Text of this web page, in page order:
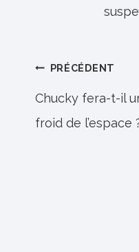
Navigation
de
l’article
PRÉCÉDENT
Chucky fera-t-il
froid de l’espace